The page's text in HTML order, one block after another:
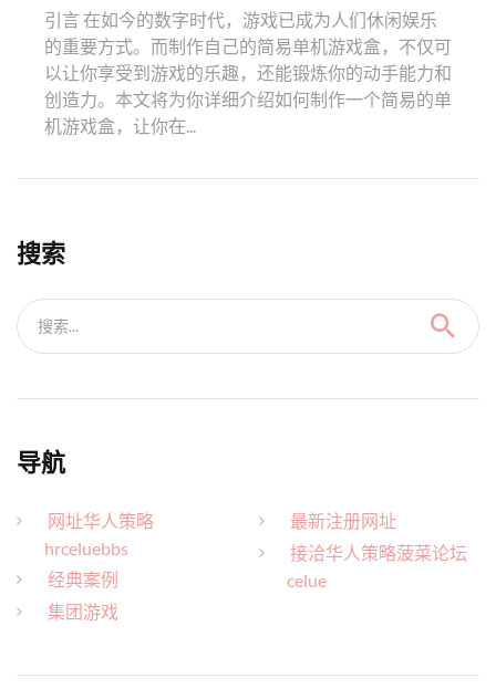
引言 在如今的数字时代，游戏已成为人们休闲娱乐
的重要方式。而制作自己的简易单机游戏盒，不仅可
以让你享受到游戏的乐趣，还能锻炼你的动手能力和
创造力。本文将为你详细介绍如何制作一个简易的单
机游戏盒，让你在...
搜索
搜索...
导航
网址华人策略
hrceluebbs
经典案例
集团游戏
最新注册网址
接洽华人策略菠菜论坛
celue